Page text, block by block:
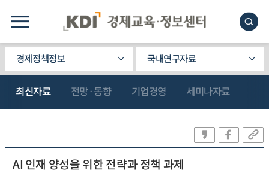
경제정책정보 국내연구자료
최신자료 전망·동향 기업경영 세미나자료
AI 인재 양성을 위한 전략과 정책 과제